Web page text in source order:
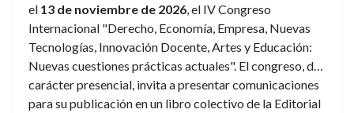
el 13 de noviembre de 2026, el IV Congreso
Internacional "Derecho, Economía, Empresa, Nuevas
Tecnologías, Innovación Docente, Artes y Educación:
Nuevas cuestiones prácticas actuales". El congreso, de
carácter presencial, invita a presentar comunicaciones
para su publicación en un libro colectivo de la Editorial